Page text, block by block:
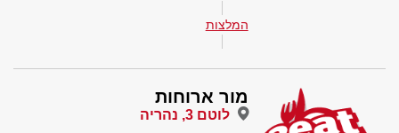
המלצות
מור ארוחות
לוטם 3, נהריה